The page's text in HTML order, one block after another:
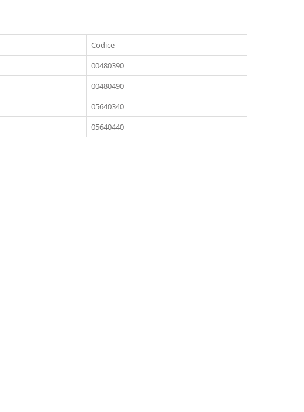
Codice
00480390
00480490
05640340
05640440